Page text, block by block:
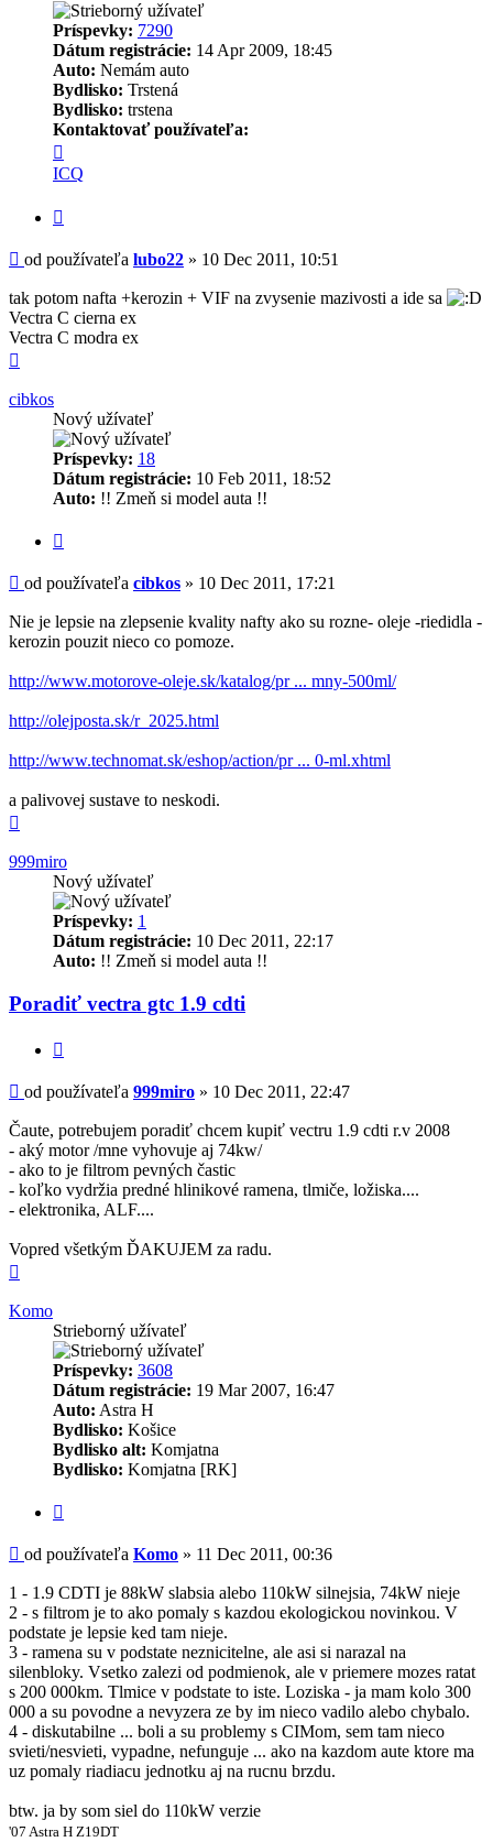
Príspevky: 7290
Dátum registrácie: 14 Apr 2009, 18:45
Auto: Nemám auto
Bydlisko: Trstená
Bydlisko: trstena
Kontaktovať používateľa:
informácie
používateľa
lubo22
ICQ
Príspevok
od používateľa lubo22 » 10 Dec 2011, 10:51
tak potom nafta +kerozin + VIF na zvysenie mazivosti a ide sa
Vectra C cierna ex
Vectra C modra ex
cibkos
Nový užívateľ
Príspevky: 18
Dátum registrácie: 10 Feb 2011, 18:52
Auto: !! Zmeň si model auta !!
Príspevok
od používateľa cibkos » 10 Dec 2011, 17:21
Nie je lepsie na zlepsenie kvality nafty ako su rozne- oleje -riedidla -
kerozin pouzit nieco co pomoze.
http://www.motorove-oleje.sk/katalog/pr ... mny-500ml/
http://olejposta.sk/r_2025.html
http://www.technomat.sk/eshop/action/pr ... 0-ml.xhtml
a palivovej sustave to neskodi.
999miro
Nový užívateľ
Príspevky: 1
Dátum registrácie: 10 Dec 2011, 22:17
Auto: !! Zmeň si model auta !!
Poradiť vectra gtc 1.9 cdti
Príspevok
od používateľa 999miro » 10 Dec 2011, 22:47
Čaute, potrebujem poradiť chcem kupiť vectru 1.9 cdti r.v 2008
- aký motor /mne vyhovuje aj 74kw/
- ako to je filtrom pevných častic
- koľko vydržia predné hlinikové ramena, tlmiče, ložiska....
- elektronika, ALF....
Vopred všetkým ĎAKUJEM za radu.
Komo
Strieborný užívateľ
Príspevky: 3608
Dátum registrácie: 19 Mar 2007, 16:47
Auto: Astra H
Bydlisko: Košice
Bydlisko alt: Komjatna
Bydlisko: Komjatna [RK]
Príspevok
od používateľa Komo » 11 Dec 2011, 00:36
1 - 1.9 CDTI je 88kW slabsia alebo 110kW silnejsia, 74kW nieje
2 - s filtrom je to ako pomaly s kazdou ekologickou novinkou. V
podstate je lepsie ked tam nieje.
3 - ramena su v podstate neznicitelne, ale asi si narazal na
silenbloky. Vsetko zalezi od podmienok, ale v priemere mozes ratat
s 200 000km. Tlmice v podstate to iste. Loziska - ja mam kolo 300
000 a su povodne a nevyzera ze by im nieco vadilo alebo chybalo.
4 - diskutabilne ... boli a su problemy s CIMom, sem tam nieco
svieti/nesvieti, vypadne, nefunguje ... ako na kazdom aute ktore ma
uz pomaly riadiacu jednotku aj na rucnu brzdu.
btw. ja by som siel do 110kW verzie
'07 Astra H Z19DT